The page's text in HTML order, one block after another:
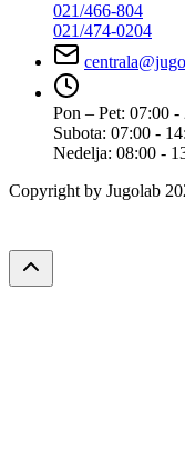
021/466-804
021/474-0204
Pon – Pet: 07:00 -
Subota: 07:00 -
Nedelja: 08:00 -
Copyright by Jugolab